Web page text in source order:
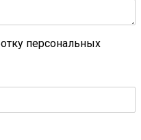
персональных